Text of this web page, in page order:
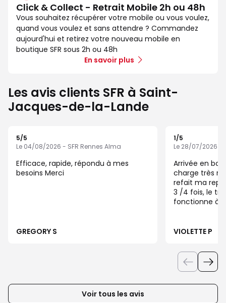
Click & Collect - Retrait Mobile 2h ou 48h
Vous souhaitez récupérer votre mobile ou vous voulez,
quand vous voulez et sans attendre ? Commandez
aujourd'hui et retirez votre nouveau mobile en
boutique SFR sous 2h ou 48h
En savoir plus
Les avis clients SFR à Saint-
Jacques-de-la-Lande
5/5
Le 04/08/2026 - SFR Rennes Alma
Efficace, rapide, répondu à mes
besoins Merci
GREGORY S
1/5
Le 28/07/2026 -
Arrivée en
charge très
refait ma
3 /4 fois, le transfert de tel ne
fonctionne à
téléphone a un
téléphone ,
VIOLETTE P
Voir tous les avis